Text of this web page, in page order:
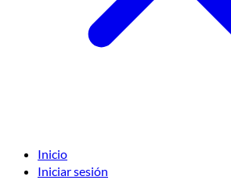
Inicio
Iniciar sesión